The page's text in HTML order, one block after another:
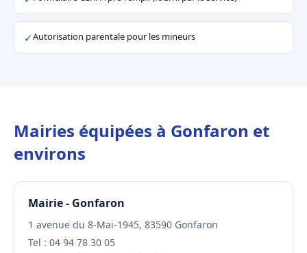
✓Autorisation parentale pour les mineurs
Mairies équipées à Gonfaron et
environs
Mairie - Gonfaron
1 avenue du 8-Mai-1945, 83590 Gonfaron
Tel : 04 94 78 30 05